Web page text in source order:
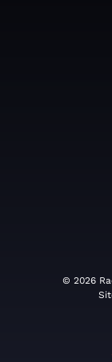
© 2026